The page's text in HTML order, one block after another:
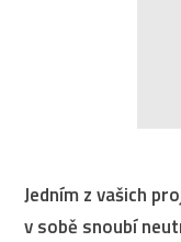
Jedním z vašich
v sobě snoubí